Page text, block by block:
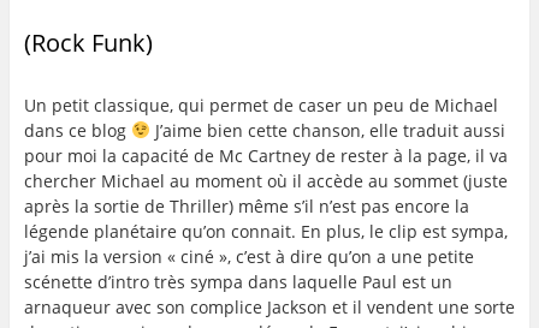
(Rock Funk)
Un petit classique, qui permet de caser un peu de Michael
dans ce blog
J’aime bien cette chanson, elle traduit aussi
pour moi la capacité de Mc Cartney de rester à la page, il va
chercher Michael au moment où il accède au sommet (juste
après la sortie de Thriller) même s’il n’est pas encore la
légende planétaire qu’on connait. En plus, le clip est sympa,
j’ai mis la version « ciné », c’est à dire qu’on a une petite
scénette d’intro très sympa dans laquelle Paul est un
arnaqueur avec son complice Jackson et il vendent une sorte